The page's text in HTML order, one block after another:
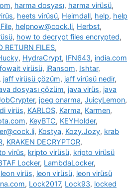
, harma dosyası, harma virüsü,
, heets virüsü, Heimdall, help, help
, helpnow@cock.li, Herbst,
, how to decrypt files encrypted,
RETURN FILES,
, HydraCrypt, IFN643, india.com
virüsü, iRansom, Ishtar,
, jaff virüsü çözüm, jaff virüsü nedir,
dosyası çözüm, java virüs, java
, jpeg onarma, JuicyLemon,
virüs, KARLOS, Karma, Karmen,
, KeyBTC, KEYHolder,
, Kostya, Kozy.Jozy, krab
, KRAKEN DECRYPTOR,
virüs, kripto virüsü, kripto virüsü
Locker, LambdaLocker,
leon virüs, leon virüsü, leon virüsü
, Lock2017, Lock93, locked